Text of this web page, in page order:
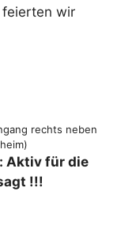
feierten wir
rechts neben
Aktiv für die
!!!